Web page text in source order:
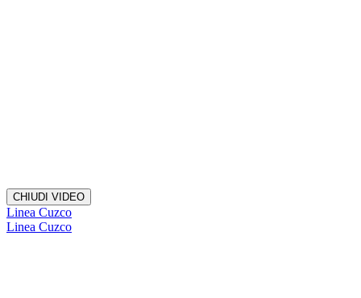
CHIUDI VIDEO
Linea Cuzco
Linea Cuzco